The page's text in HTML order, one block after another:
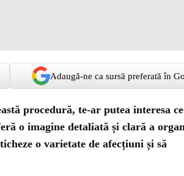
Adaugă-ne ca sursă preferată în
procedură, te-ar putea interesa
o imagine detaliată și clară a
o varietate de afecțiuni și să